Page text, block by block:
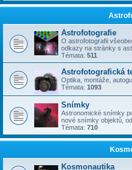
Astrofotografie
O astrofotografii
odkazy na stránky s
Témata: 511
Astrofotografická
Optika, montáže,
Témata: 1093
Snímky
Astronomické snímky
nové snímky objektů,
Témata: 710
Kosmonautika